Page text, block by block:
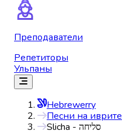
Преподаватели
Репетиторы
Ульпаны
Hebrewerry
Песни на иврите
Slicha - סליחה